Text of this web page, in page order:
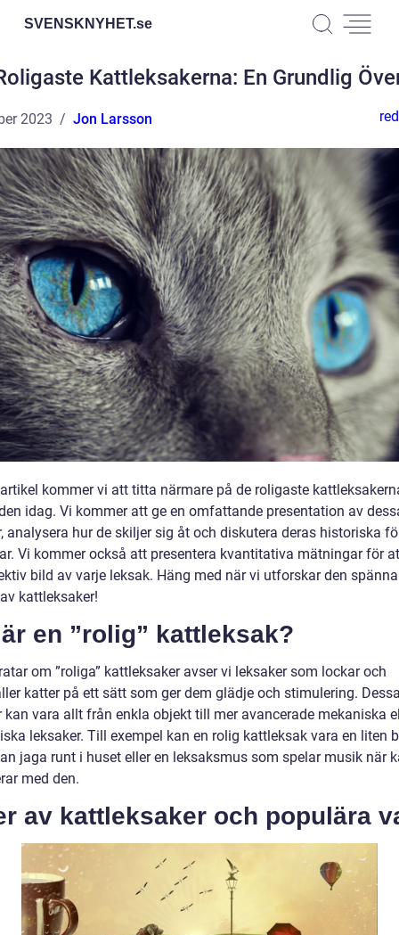
SVENSKNYHET.se
Kattleksakerna: En Grundlig
2023 Jon Larsson
kommer vi att titta närmare på de roligaste
idag. Vi kommer att ge en omfattande presentation av
analysera hur de skiljer sig åt och diskutera deras historiska
Vi kommer också att presentera kvantitativa mätningar för
bild av varje leksak. Häng med när vi utforskar den
kattleksaker!
en ”rolig” kattleksak?
om ”roliga” kattleksaker avser vi leksaker som lockar och
katter på ett sätt som ger dem glädje och stimulering.
kan vara allt från enkla objekt till mer avancerade mekaniska
leksaker. Till exempel kan en rolig kattleksak vara en liten
jaga runt i huset eller en leksaksmus som spelar musik när
med den.
av kattleksaker och populära